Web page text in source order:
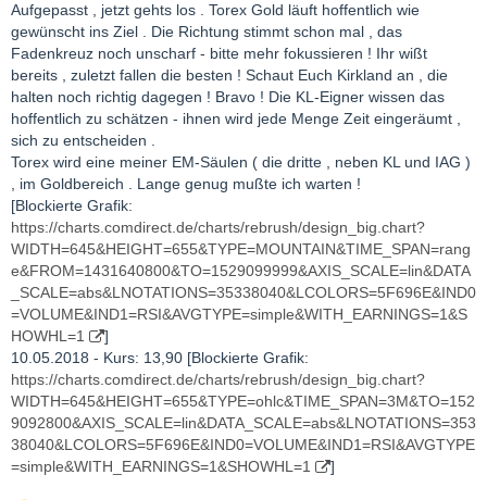
Aufgepasst , jetzt gehts los . Torex Gold läuft hoffentlich wie
gewünscht ins Ziel . Die Richtung stimmt schon mal , das
Fadenkreuz noch unscharf - bitte mehr fokussieren ! Ihr wißt
bereits , zuletzt fallen die besten ! Schaut Euch Kirkland an , die
halten noch richtig dagegen ! Bravo ! Die KL-Eigner wissen das
hoffentlich zu schätzen - ihnen wird jede Menge Zeit eingeräumt ,
sich zu entscheiden .
Torex wird eine meiner EM-Säulen ( die dritte , neben KL und IAG )
, im Goldbereich . Lange genug mußte ich warten !
[Blockierte Grafik:
https://charts.comdirect.de/charts/rebrush/design_big.chart?
WIDTH=645&HEIGHT=655&TYPE=MOUNTAIN&TIME_SPAN=rang
e&FROM=1431640800&TO=1529099999&AXIS_SCALE=lin&DATA
_SCALE=abs&LNOTATIONS=35338040&LCOLORS=5F696E&IND0
=VOLUME&IND1=RSI&AVGTYPE=simple&WITH_EARNINGS=1&S
HOWHL=1
]
10.05.2018 - Kurs: 13,90 [Blockierte Grafik:
https://charts.comdirect.de/charts/rebrush/design_big.chart?
WIDTH=645&HEIGHT=655&TYPE=ohlc&TIME_SPAN=3M&TO=152
9092800&AXIS_SCALE=lin&DATA_SCALE=abs&LNOTATIONS=353
38040&LCOLORS=5F696E&IND0=VOLUME&IND1=RSI&AVGTYPE
=simple&WITH_EARNINGS=1&SHOWHL=1
]